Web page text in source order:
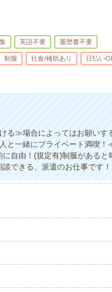
英語不要 履歴書不要
制服 社食/補助あり 日払い
る≫場合によってはお願いす
と一緒にプライベート満喫
自由！(規定有)制服があると
できる、派遣のお仕事です！